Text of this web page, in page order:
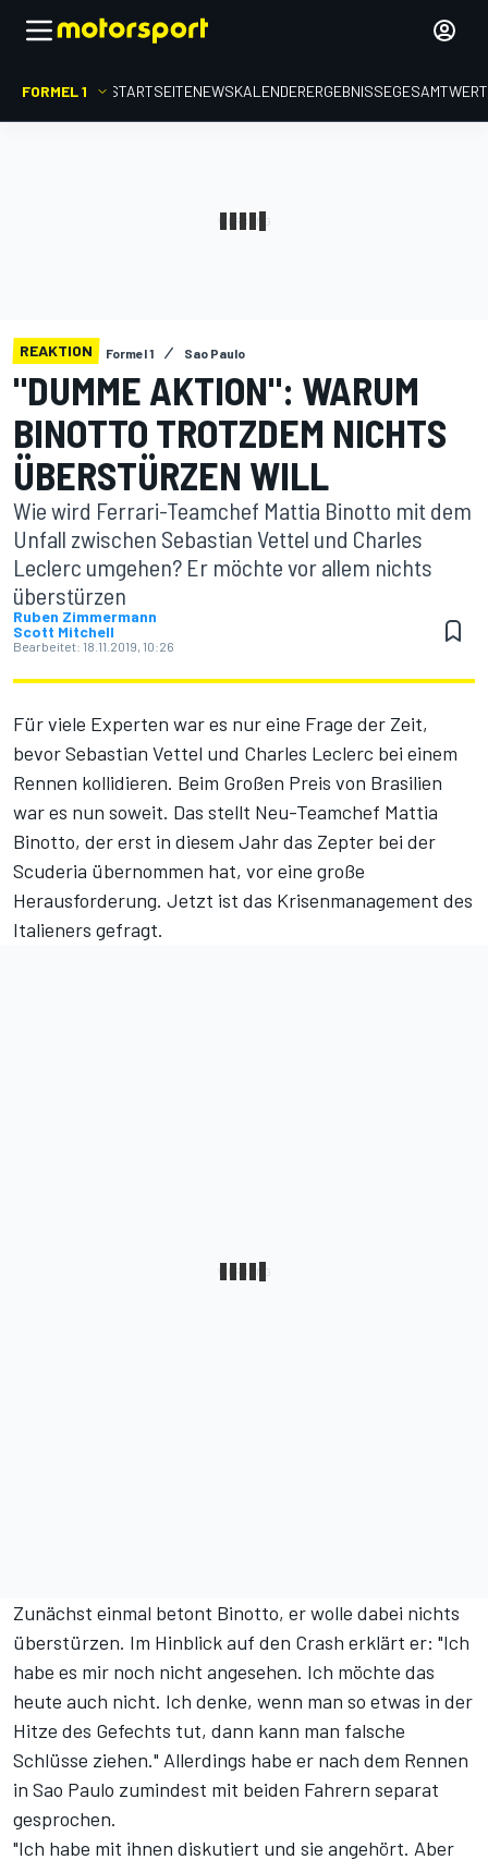
FORMEL 1 STARTSEITENEWSKALENDERERGEBNISSE
REAKTION Formel 1 Sao Paulo
"DUMME AKTION": WARUM
BINOTTO TROTZDEM NICHTS
ÜBERSTÜRZEN WILL
Wie wird Ferrari-Teamchef Mattia Binotto mit dem
Unfall zwischen Sebastian Vettel und Charles
Leclerc umgehen? Er möchte vor allem nichts
überstürzen
Ruben Zimmermann
Scott Mitchell
Bearbeitet: 18.11.2019, 10:26
Für viele Experten war es nur eine Frage der Zeit,
bevor Sebastian Vettel und Charles Leclerc bei einem
Rennen kollidieren. Beim Großen Preis von Brasilien
war es nun soweit. Das stellt Neu-Teamchef Mattia
Binotto, der erst in diesem Jahr das Zepter bei der
Scuderia übernommen hat, vor eine große
Herausforderung. Jetzt ist das Krisenmanagement des
Italieners gefragt.
Zunächst einmal betont Binotto, er wolle dabei nichts
überstürzen. Im Hinblick auf den Crash erklärt er: "Ich
habe es mir noch nicht angesehen. Ich möchte das
heute auch nicht. Ich denke, wenn man so etwas in der
Hitze des Gefechts tut, dann kann man falsche
Schlüsse ziehen." Allerdings habe er nach dem Rennen
in Sao Paulo zumindest mit beiden Fahrern separat
gesprochen.
"Ich habe mit ihnen diskutiert und sie angehört. Aber